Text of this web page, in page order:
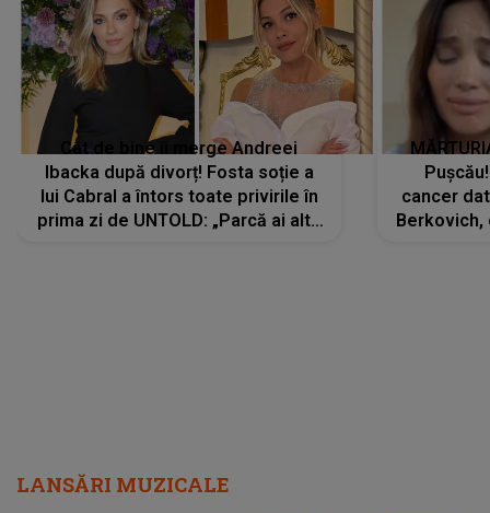
Cât de bine îi merge Andreei
Ibacka după divorț! Fosta soție a
lui Cabral a întors toate privirile în
prima zi de UNTOLD: „Parcă ai altă
cancer
LANSĂRI MUZICALE